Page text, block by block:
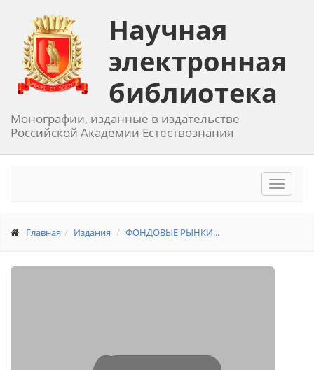
Научная
электронная
библиотека
Монографии, изданные в издательстве
Российской Академии Естествознания
Toggle
Главная Издания ФОНДОВЫЕ РЫНКИ...